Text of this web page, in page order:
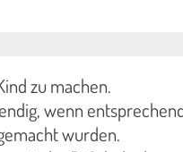
zu machen.
wenn
wurden.